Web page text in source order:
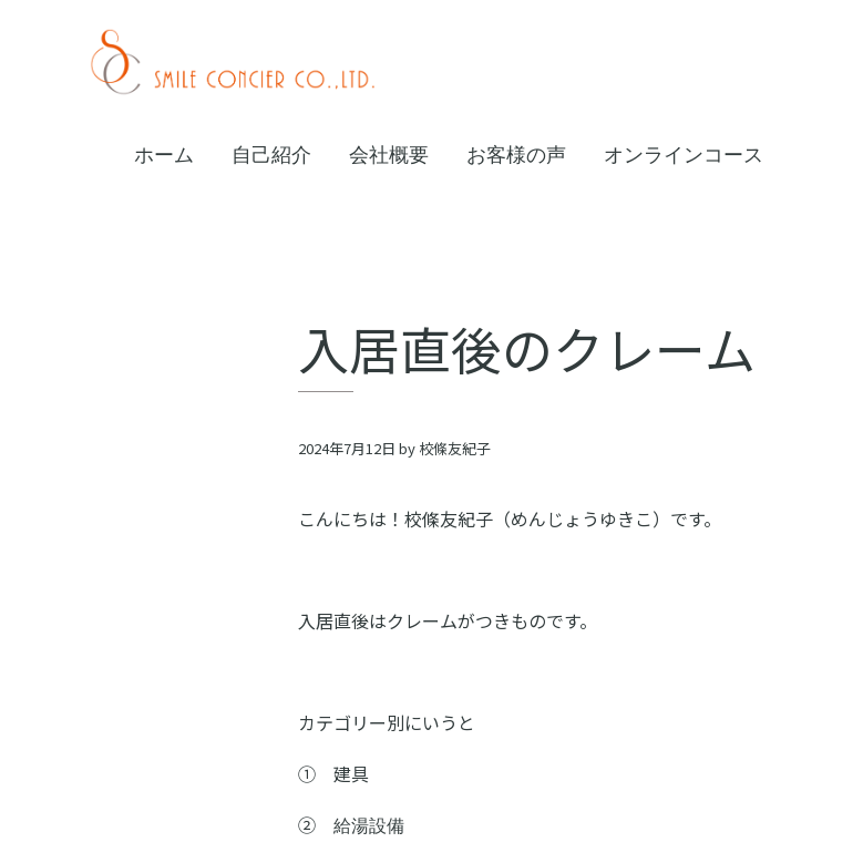
校
ホーム 自己紹介 会社概要 お客様の声 オンラインコース
入居直後のクレーム
2024年7月12日 by 校條友紀子
こんにちは！校條友紀子（めんじょうゆきこ）です。
入居直後はクレームがつきものです。
カテゴリー別にいうと
① 建具
② 給湯設備